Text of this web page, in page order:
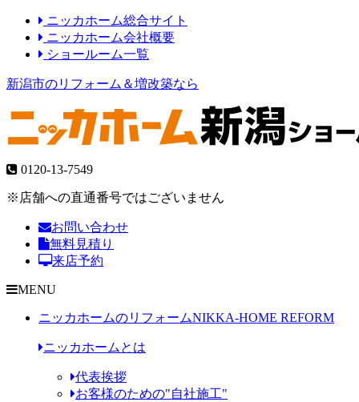
ニッカホーム総合サイト
ニッカホーム会社概要
ショールーム一覧
新潟市のリフォーム＆増改築なら
0120-13-7549
※店舗への直通番号ではございません
お問い合わせ
無料見積り
来店予約
MENU
ニッカホームのリフォームNIKKA-HOME REFORM
ニッカホームとは
代表挨拶
お客様のための"自社施工"